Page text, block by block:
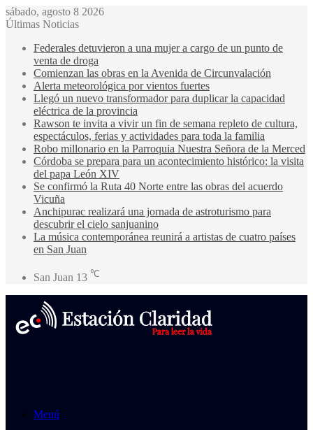
sábado, agosto 8 2026
Últimas Noticias
Federales detuvieron a una mujer a cargo de un punto de
venta de droga
Comienzan las obras en la Avenida de Circunvalación
Alerta meteorológica por vientos fuertes
Llegó un nuevo transformador para duplicar la capacidad
eléctrica de la provincia
Rawson te invita a vivir un fin de semana repleto de cultura,
espectáculos, ferias y actividades para toda la familia
Robo millonario en la Parroquia Nuestra Señora de la Merced
Córdoba se prepara para un acontecimiento histórico: la visita
del papa León XIV
Se confirmó la Ruta 40 Norte entre las obras del acuerdo
Vicuña
Anchipurac realizará una jornada de astroturismo para
descubrir el cielo sanjuanino
La música contemporánea reunirá a artistas de cuatro países
en San Juan
San Juan 13 ℃
Menú